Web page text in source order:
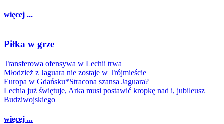
więcej ...
Piłka w grze
Transferowa ofensywa w Lechii trwa
Młodzież z Jaguara nie zostaje w Trójmieście
Europa w Gdańsku*Stracona szansa Jaguara?
Lechia już świętuje, Arka musi postawić kropkę nad i, jubileusz
Budziwojskiego
więcej ...